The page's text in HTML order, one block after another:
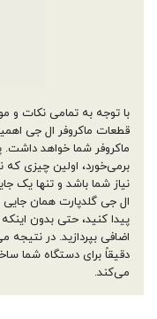
با توجه به تمامی نکات و
قطعات ماکروفر ال جی
ماکروفر شما خواهد
برمی‌خورد، اولین چیزی که
نیاز شما باشد و تنها یک
ال جی گلدپارت همان جایی
پیدا کنید، حتی بدون
اضافی بپردازید. در نتیجه
دقیقاً برای دستگاه شما
می‌کند.